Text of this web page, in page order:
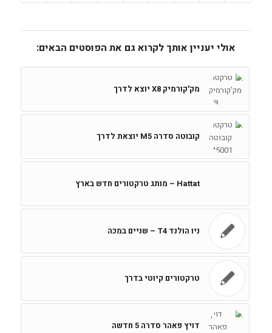
אולי יעניין אותך לקרוא גם את הפוסטים הבאים:
מק'קורמיק X8 יוצא לדרך
קובוטה סדרה M5 יוצאת לדרך
Hattat – מותג טרקטורים חדש בארץ
ניו הולנד T4 – שניים במכה
טרקטורים קיוטי בדרך
דויץ פאהר סדרה 5 חדשה